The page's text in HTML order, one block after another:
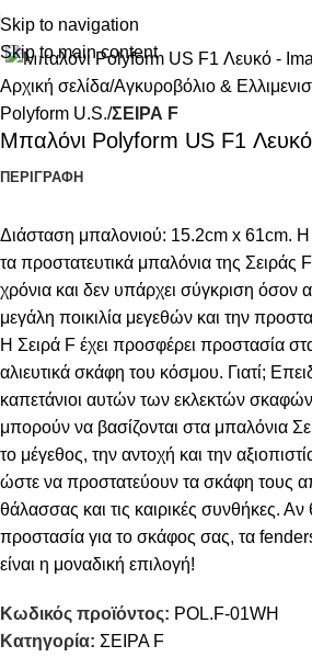
Skip to navigation
Skip to main content
Κάντε κλικ για μεγέθυνση
Αρχική σελίδα Αγκυροβόλιο &
Polyform U.S. ΣΕΙΡΑ F
Μπαλόνι Polyform US F1 Λευκό
ΠΕΡΙΓΡΑΦΉ
Διάσταση μπαλονιού: 15.2cm x 61cm. Η
τα προστατευτικά μπαλόνια της
χρόνια και δεν υπάρχει σύγκριση όσον
μεγάλη ποικιλία μεγεθών και την
Η Σειρά F έχει προσφέρει προστασία
αλιευτικά σκάφη του κόσμου. Γιατί;
καπετάνιοι αυτών των εκλεκτών σκαφών
μπορούν να βασίζονται στα μπαλόνια
το μέγεθος, την αντοχή και την
ώστε να προστατεύουν τα σκάφη τους
θάλασσας και τις καιρικές συνθήκες. Αν
προστασία για το σκάφος σας, τα
είναι η μοναδική επιλογή!
Κωδικός προϊόντος: POL.F-01WH
Κατηγορία: ΣΕΙΡΑ F